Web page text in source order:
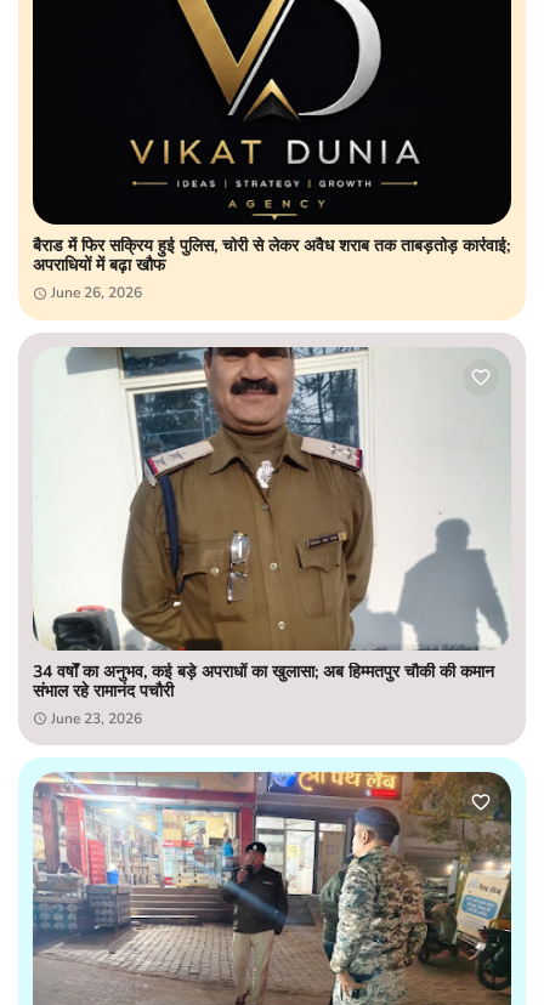
बैराड में फिर सक्रिय हुई पुलिस, चोरी से लेकर अवैध शराब तक ताबड़तोड़ कार्रवाई;
अपराधियों में बढ़ा खौफ
June 26, 2026
34 वर्षों का अनुभव, कई बड़े अपराधों का खुलासा; अब हिम्मतपुर चौकी की कमान
संभाल रहे रामानंद पचौरी
June 23, 2026